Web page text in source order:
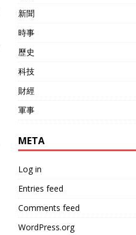
新聞
時事
歷史
科技
財經
軍事
META
Log in
Entries feed
Comments feed
WordPress.org